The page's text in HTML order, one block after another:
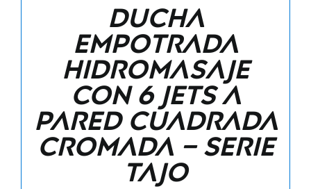
Ducha
empotrada
hidromasaje
con 6 jets a
pared cuadrada
cromada – Serie
Tajo